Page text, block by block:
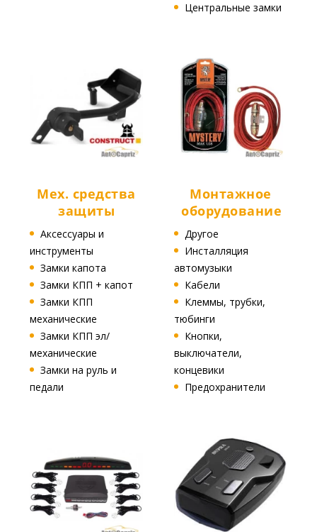
Центральные замки
Мех. средства
защиты
Аксессуары и
инструменты
Замки капота
Замки КПП + капот
Замки КПП
механические
Замки КПП эл/
механические
Замки на руль и
педали
Монтажное
оборудование
Другое
Инсталляция
автомузыки
Кабели
Клеммы, трубки,
тюбинги
Кнопки,
выключатели,
концевики
Предохранители